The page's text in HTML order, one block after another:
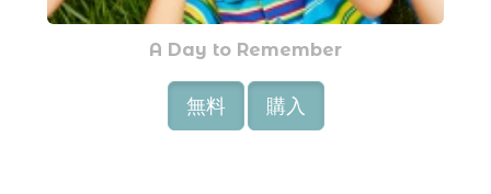
A Day to Remember
無料 購入